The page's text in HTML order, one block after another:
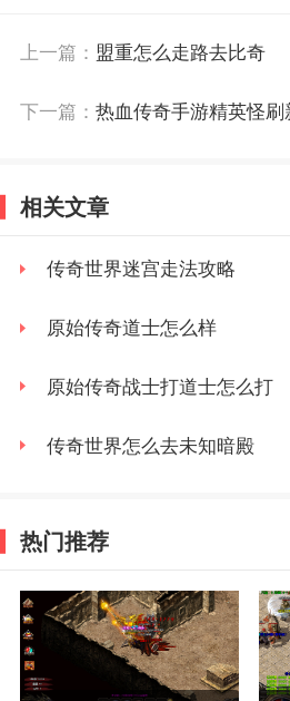
上一篇： 盟重怎么走路去比奇
下一篇： 热血传奇手游精英怪刷
相关文章
传奇世界迷宫走法攻略
原始传奇道士怎么样
原始传奇战士打道士怎么打
传奇世界怎么去未知暗殿
热门推荐